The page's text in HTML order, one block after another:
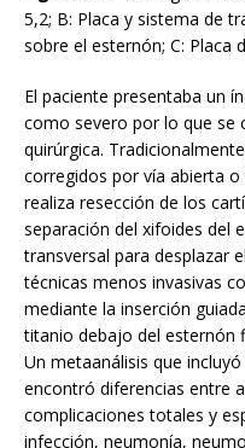
5,2; B: Placa y sistema de
sobre el esternón; C: Placa
El paciente presentaba un
como severo por lo que se
quirúrgica.
corregidos por vía abierta o
realiza resección de los
separación del xifoides del
transversal para desplazar
técnicas menos invasivas
mediante la inserción
titanio debajo del esternón
Un metaanálisis que
encontró diferencias entre
complicaciones totales y
infección, neumonía,